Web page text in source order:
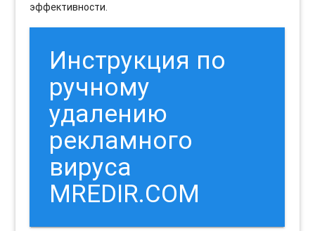
эффективности.
Инструкция по
ручному
удалению
рекламного
вируса
MREDIR.COM